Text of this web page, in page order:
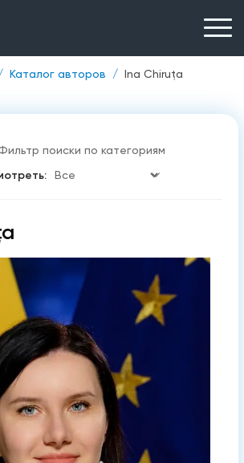
Каталог авторов Ina Chiruţa
поиски по категориям